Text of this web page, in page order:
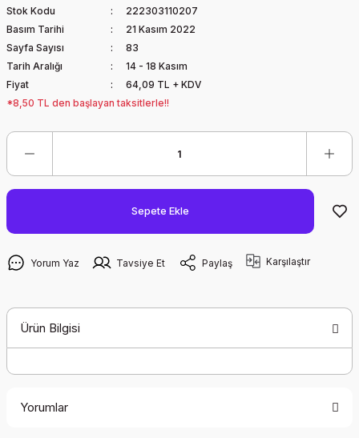
Stok Kodu
222303110207
Basım Tarihi
21 Kasım 2022
Sayfa Sayısı
83
Tarih Aralığı
14 - 18 Kasım
Fiyat
64,09 TL + KDV
*8,50 TL den başlayan taksitlerle!!
Sepete Ekle
Yorum Yaz Tavsiye Et Paylaş Karşılaştır
Ürün Bilgisi
Yorumlar